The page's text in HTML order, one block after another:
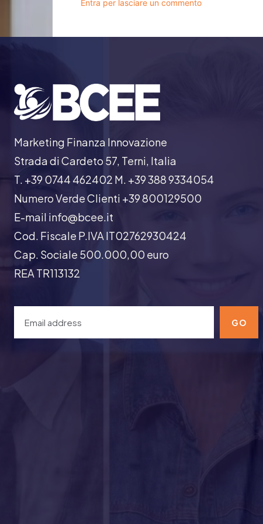
Entra per lasciare un commento
Marketing Finanza Innovazione
Strada di Cardeto 57, Terni, Italia
T. +39 0744 462402 M. +39 388 9334054
Numero Verde Clienti +39 800129500
E-mail info@bcee.it
Cod. Fiscale P.IVA IT02762930424
Cap. Sociale 500.000,00 euro
REA TR113132
GO